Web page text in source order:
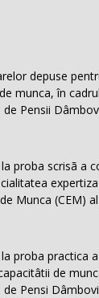
depuse
munca, în
de Pensii
proba scrisã a
Munca (CEM)
proba practica
de
de Pensi